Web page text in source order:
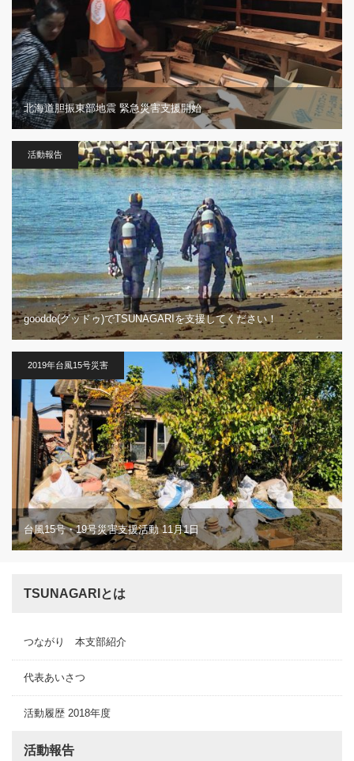
北海道胆振東部地震 緊急災害支援開始
活動報告
gooddo(グッドゥ)でTSUNAGARIを支援してください！
2019年台風15号災害
台風15号・19号災害支援活動 11月1日
TSUNAGARIとは
つながり 本支部紹介
代表あいさつ
活動履歴 2018年度
活動報告